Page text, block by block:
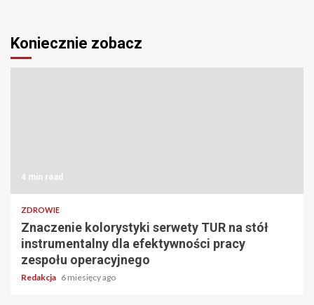
Koniecznie zobacz
4 min read
ZDROWIE
Znaczenie kolorystyki serwety TUR na stół
instrumentalny dla efektywności pracy
zespołu operacyjnego
Redakcja 6 miesięcy ago